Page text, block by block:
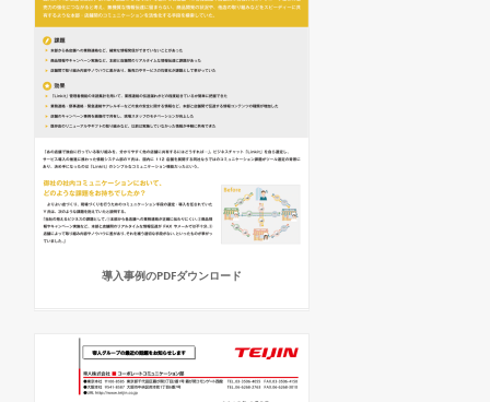
導入事例のPDFダウンロード